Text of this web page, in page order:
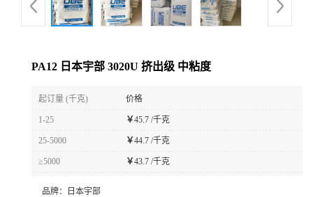
PA12 日本宇部 3020U 挤出级 中粘度
起订量 (千克) 价格
1-25 ￥45.7 /千克
25-5000 ￥44.7 /千克
≥5000 ￥43.7 /千克
品牌：
日本宇部